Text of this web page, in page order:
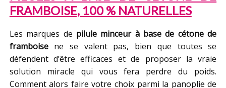
FRAMBOISE, 100 % NATURELLES
Les marques de pilule minceur à base de cétone de
framboisene se valent pas, bien que toutes se
défendent d’être efficaces et de proposer la vraie
solution miracle qui vous fera perdre du poids.
Comment alors faire votre choix parmi la panoplie de